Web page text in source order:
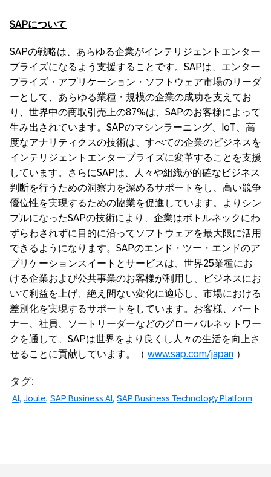
SAPについて
SAPの戦略は、あらゆる企業がインテリジェントエンター
プライズになるよう支援することです。SAPは、エンター
プライズ・アプリケーション・ソフトウェア市場のリーダ
ーとして、あらゆる業種・規模の企業の成功を支えてお
り、世界中の商取引売上の87%は、SAPのお客様によって
生み出されています。SAPのマシンラーニング、IoT、高
度なアナリティクスの技術は、すべての企業のビジネスを
インテリジェントエンタープライズに変革することを支援
しています。さらにSAPは、人々や組織が的確なビジネス
判断を行うための洞察力を深めるサポートをし、高い競争
優位性を実現するための協業を促進しています。よりシン
プルになったSAPの技術により、企業はボトルネックにわ
ずらわされずに目的に沿ってソフトウェアを最大限に活用
できるようになります。SAPのエンド・ツー・エンドのア
プリケーションスイートとサービスは、世界25業種にお
ける企業および公共事業のお客様が利用し、ビジネスにお
いて利益を上げ、絶え間ない変化に適応し、市場における
差別化を実現するサポートをしています。お客様、パート
ナー、社員、ソートリーダーなどのグローバルネットワー
クを通して、SAPは世界をより良くし人々の生活を向上さ
せることに貢献しています。（ www.sap.com/japan ）
タグ:
AI Joule SAP Business AI SAP Business Technology Platform